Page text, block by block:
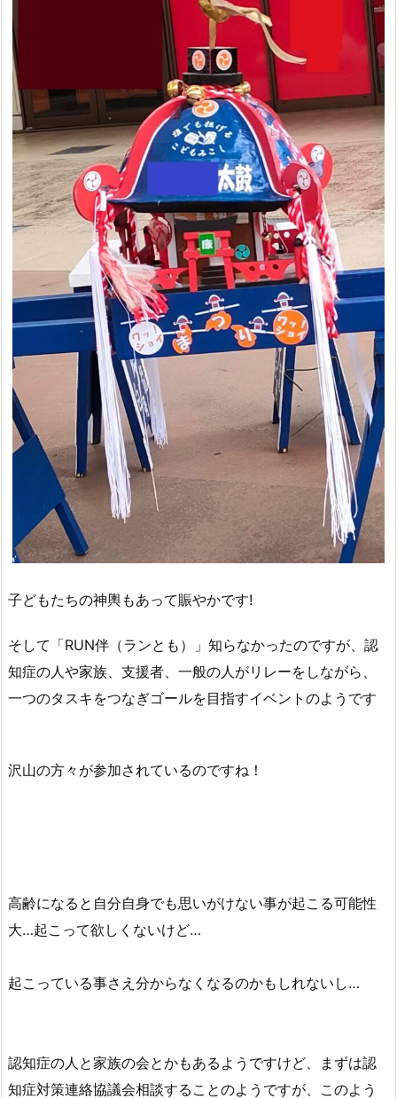
子どもたちの神輿もあって賑やかです!
そして「RUN伴（ランとも）」知らなかったのですが、認
知症の人や家族、支援者、一般の人がリレーをしながら、
一つのタスキをつなぎゴールを目指すイベントのようです
沢山の方々が参加されているのですね！
高齢になると自分自身でも思いがけない事が起こる可能性
大…起こって欲しくないけど…
起こっている事さえ分からなくなるのかもしれないし…
認知症の人と家族の会とかもあるようですけど、まずは認
知症対策連絡協議会相談することのようですが、このよう